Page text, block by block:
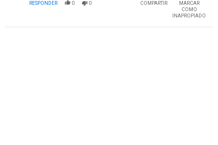
RESPONDER 0 0 COMPARTIR
MARCAR
COMO
INAPROPIADO